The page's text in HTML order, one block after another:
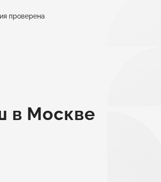
проверена
в Москве